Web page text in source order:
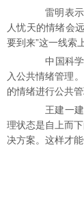
雷明表示，
人忧天的情绪会
要到来”这一线索
中国科学院
入公共情绪管理
的情绪进行公共
王建一建议
理状态是自上而
决方案。这样才